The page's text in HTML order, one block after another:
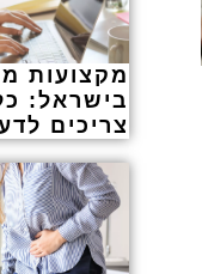
מקצועות
בישראל:
צריכים